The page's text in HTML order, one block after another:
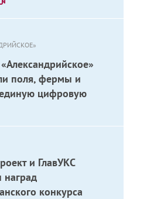
поля, фермы и
цифровую
и ГлавУКС
наград
конкурса